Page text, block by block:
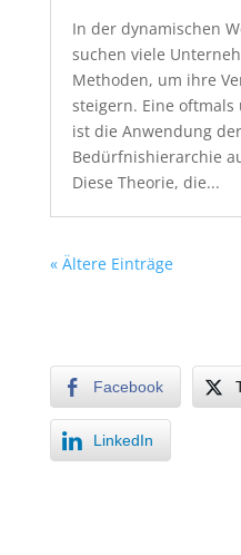
In der dynamischen
suchen viele
Methoden, um ihre
steigern. Eine
ist die Anwendung
Bedürfnishierarchie
Diese Theorie, die...
« Ältere Einträge
Facebook
LinkedIn